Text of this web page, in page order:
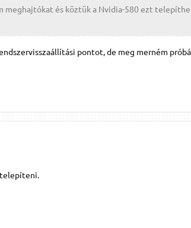
meghajtókat és köztük a Nvidia-580 ezt
pontot, de meg merném
telepíteni.